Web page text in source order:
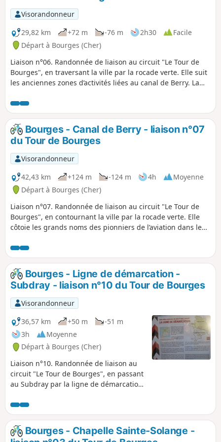
voie romaine Bourges-Argenton. Le
passage sur le viaduc de Saint-Florent,
de la ligne stratégique Bourges-
Issoudun, offre une vue magnifique sur
la vallée du Cher.
Visorandonneur
29,82 km
+72 m -76 m 2h30
Facile
Départ à Bourges (Cher)
Liaison n°06. Randonnée de liaison au circuit "Le Tour de
Bourges", en traversant la ville par la rocade verte. Elle suit
les anciennes zones d’activités liées au canal de Berry. La
tranquilles hors zone motorisée.
Bourges - Canal de Berry - liaison n°07
du Tour de Bourges
Visorandonneur
42,43 km
+124 m -124 m 4h
Moyenne
Départ à Bourges (Cher)
Liaison n°07. Randonnée de liaison au circuit "Le Tour de
Bourges", en contournant la ville par la rocade verte. Elle
côtoie les grands noms des pionniers de l’aviation dans le
canal de Berry (encore en eau à cet endroit), sur le chemin
de halage parfois large de moins de 5m.
Bourges - Ligne de démarcation -
Subdray - liaison n°10 du Tour de Bourges
Visorandonneur
36,57 km
+50 m
-51 m
3h
Moyenne
Départ à Bourges (Cher)
Liaison n°10. Randonnée de liaison au
circuit "Le Tour de Bourges", en passant
au Subdray par la ligne de démarcation
Agricole et un petit morceau de voie
romaine miraculeusement épargné par
les zones industrielles et les cessions
aux intérêts privés. A partir du rond
Bourges - Chapelle Sainte-Solange -